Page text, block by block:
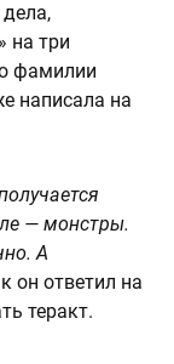
на три
фамилии
написала на
— монстры.
А
он ответил на
теракт.